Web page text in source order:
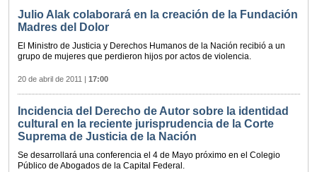
Julio Alak colaborará en la creación de la Fundación
Madres del Dolor
El Ministro de Justicia y Derechos Humanos de la Nación recibió a un
grupo de mujeres que perdieron hijos por actos de violencia.
20 de abril de 2011 17:00
Incidencia del Derecho de Autor sobre la identidad
cultural en la reciente jurisprudencia de la Corte
Suprema de Justicia de la Nación
Se desarrollará una conferencia el 4 de Mayo próximo en el Colegio
Público de Abogados de la Capital Federal.